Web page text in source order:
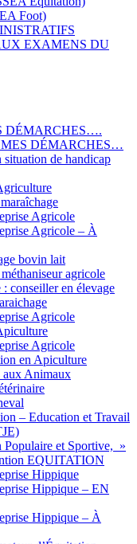
Foot)
EXAMENS DU
DÉMARCHES….
MES DÉMARCHES…
situation de handicap
Agricole
Agricole – À
bovin lait
agricole
conseiller en élevage
Agricole
Agricole
en Apiculture
aux Animaux
– Education et Travail
Populaire et Sportive, »
EQUITATION
Hippique
Hippique – EN
Hippique – À